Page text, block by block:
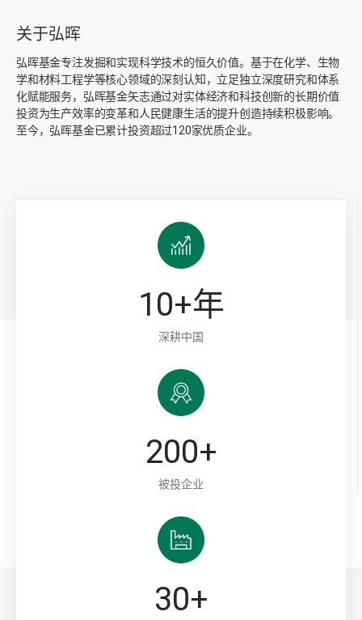
关于弘晖
弘晖基金专注发掘和实现科学技术的恒久价值。基于在化学、生物
学和材料工程学等核心领域的深刻认知，立足独立深度研究和体系
化赋能服务，弘晖基金矢志通过对实体经济和科技创新的长期价值
投资为生产效率的变革和人民健康生活的提升创造持续积极影响。
至今，弘晖基金已累计投资超过120家优质企业。
10+年
深耕中国
200+
被投企业
30+